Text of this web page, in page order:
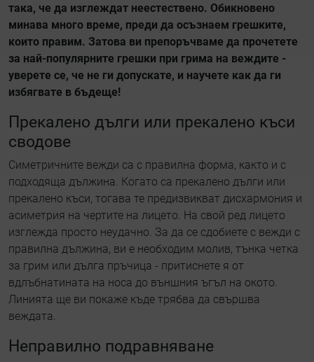
така, че да изглеждат неестествено. Обикновено
минава много време, преди да осъзнаем грешките,
които правим. Затова ви препоръчваме да прочетете
за най-популярните грешки при грима на веждите -
уверете се, че не ги допускате, и научете как да ги
избягвате в бъдеще!
Прекалено дълги или прекалено къси
сводове
Симетричните вежди са с правилна форма, както и с
подходяща дължина. Когато са прекалено дълги или
прекалено къси, тогава те предизвикват дисхармония и
асиметрия на чертите на лицето. На свой ред лицето
изглежда просто неудачно. За да се сдобиете с вежди с
правилна дължина, ви е необходим молив, тънка четка
за грим или дълга пръчица - притиснете я от
вдлъбнатината на носа до външния ъгъл на окото.
Линията ще ви покаже къде трябва да свършва
веждата.
Неправилно подравняване